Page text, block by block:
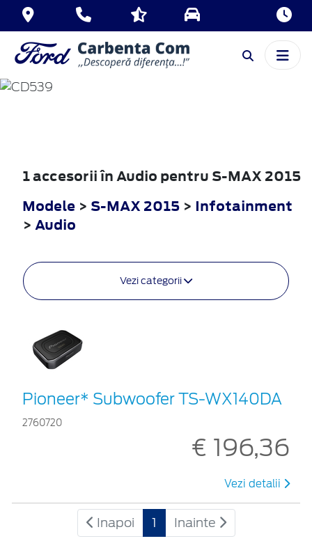
S-MAX
1 accesorii în Audio pentru S-MAX 2015
Modele > S-MAX 2015 > Infotainment
> Audio
Vezi categorii
Pioneer* Subwoofer TS-WX140DA
2760720
€ 196,36
Vezi detalii
Inapoi 1 Inainte